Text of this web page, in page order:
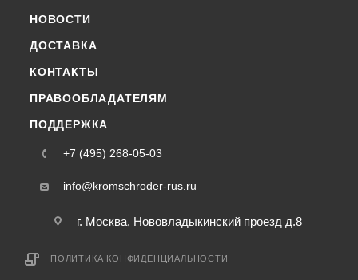
НОВОСТИ
ДОСТАВКА
КОНТАКТЫ
ПРАВООБЛАДАТЕЛЯМ
ПОДДЕРЖКА
+7 (495) 268-05-03
info@kromschroder-rus.ru
г. Москва, Нововладыкинский проезд д.8
ПОЛИТИКА КОНФИДЕНЦИАЛЬНОСТИ